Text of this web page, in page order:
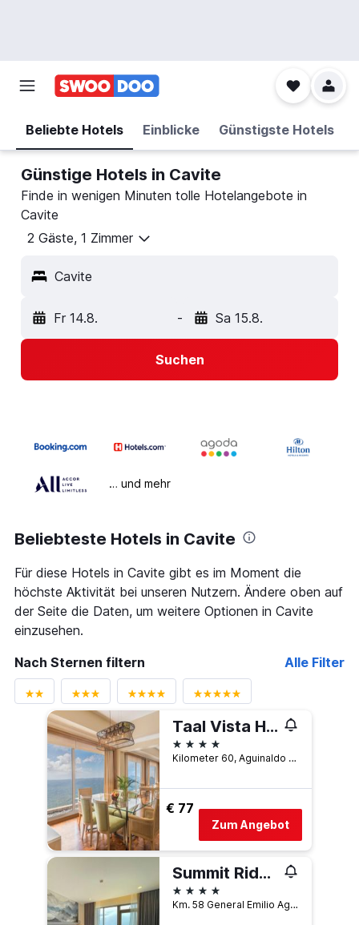
Beliebte Hotels Einblicke Günstigste Hotels
Günstige Hotels in Cavite
Finde in wenigen Minuten tolle Hotelangebote in
Cavite
2 Gäste, 1 Zimmer
Cavite
Fr 14.8. - Sa 15.8.
Suchen
… und mehr
Beliebteste Hotels in Cavite
Für diese Hotels in Cavite gibt es im Moment die
höchste Aktivität bei unseren Nutzern. Ändere oben auf
der Seite die Daten, um weitere Optionen in Cavite
einzusehen.
Nach Sternen filtern
Alle Filter
Taal Vista Hotel
4 Sterne
Kilometer 60, Aguinaldo Highway, Tagaytay, Philippinen
€ 77
Zum Angebot
Summit Ridge Tagaytay
4 Sterne
Km. 58 General Emilio Aguinaldo Highway, Maharlika West, Tagaytay, Philippinen